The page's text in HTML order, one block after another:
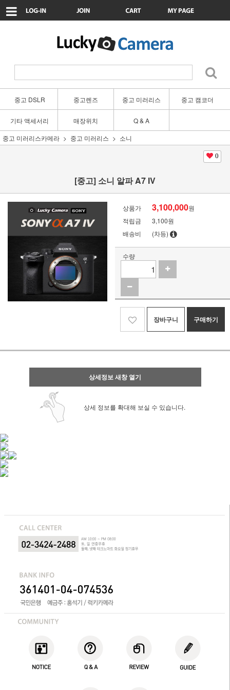
중고 DSLR 중고렌즈 중고 미러리스 중고 캠코더
기타 액세서리 매장위치
Q & A
중고 미러리스카메라
중고 미러리스 소니
0
[중고] 소니 알파 A7 IV
상품가 3,100,000원
적립금
3,100원
배송비
(차등)
수량
장바구니 구매하기
상세정보 새창 열기
상세 정보를 확대해 보실 수 있습니다.